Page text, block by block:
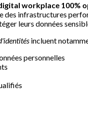
workplace 100%
infrastructures
leurs données
incluent
personnelles